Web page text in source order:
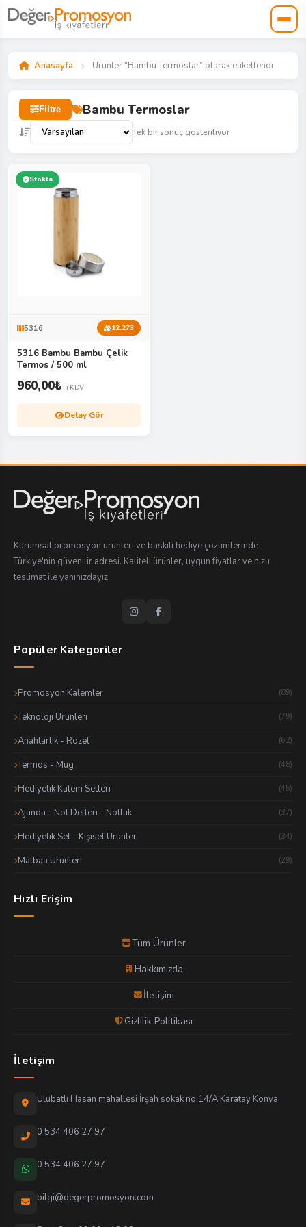
Anasayfa Ürünler “Bambu Termoslar” olarak etiketlendi
Filtre Bambu Termoslar
Tek bir sonuç gösteriliyor
Stokta
5316 12.273
5316 Bambu Bambu Çelik
Termos / 500 ml
960,00₺ +KDV
Detay Gör
Kurumsal promosyon ürünleri ve baskılı hediye çözümlerinde
Türkiye'nin güvenilir adresi. Kaliteli ürünler, uygun fiyatlar ve hızlı
teslimat ile yanınızdayız.
Popüler Kategoriler
Promosyon Kalemler (89)
Teknoloji Ürünleri (79)
Anahtarlık - Rozet (62)
Termos - Mug (48)
Hediyelik Kalem Setleri (45)
Ajanda - Not Defteri - Notluk (37)
Hediyelik Set - Kişisel Ürünler (34)
Matbaa Ürünleri (29)
Hızlı Erişim
Tüm Ürünler
Hakkımızda
İletişim
Gizlilik Politikası
İletişim
Ulubatlı Hasan mahallesi İrşah sokak no:14/A Karatay Konya
0 534 406 27 97
0 534 406 27 97
bilgi@degerpromosyon.com